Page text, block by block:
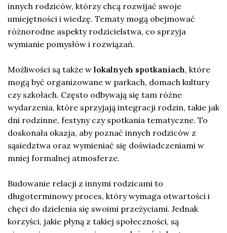
innych rodziców, którzy chcą rozwijać swoje
umiejętności i wiedzę. Tematy mogą obejmować
różnorodne aspekty rodzicielstwa, co sprzyja
wymianie pomysłów i rozwiązań.
Możliwości są także w lokalnych spotkaniach, które
mogą być organizowane w parkach, domach kultury
czy szkołach. Często odbywają się tam różne
wydarzenia, które sprzyjają integracji rodzin, takie jak
dni rodzinne, festyny czy spotkania tematyczne. To
doskonała okazja, aby poznać innych rodziców z
sąsiedztwa oraz wymieniać się doświadczeniami w
mniej formalnej atmosferze.
Budowanie relacji z innymi rodzicami to
długoterminowy proces, który wymaga otwartości i
chęci do dzielenia się swoimi przeżyciami. Jednak
korzyści, jakie płyną z takiej społeczności, są